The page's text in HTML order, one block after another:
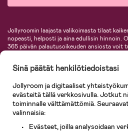
Jollyroomin laajasta valikoimasta tilaat
nopeasti, helposti ja aina edullisin hinnoin.
365 päivän palautusoikeuden ansiosta voit
lastentarvikkeita sekä paljon muuta. Meiltä
KidKraft, Ergobaby, Philips Avent, Neonate,
Tervetuloa shoppailemaan Pohjoismaiden
verkkokauppaan!
Sinä päätät henkilötiedoistasi
Jollyroom ja digitaaliset
evästeitä tällä verkkosivulla. Jotkut
toiminnalle välttämättömiä.
valinnaisia:
Evästeet, joilla analysoidaan